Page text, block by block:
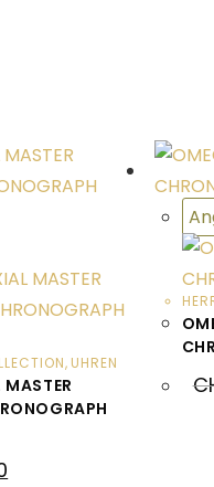
, UHREN